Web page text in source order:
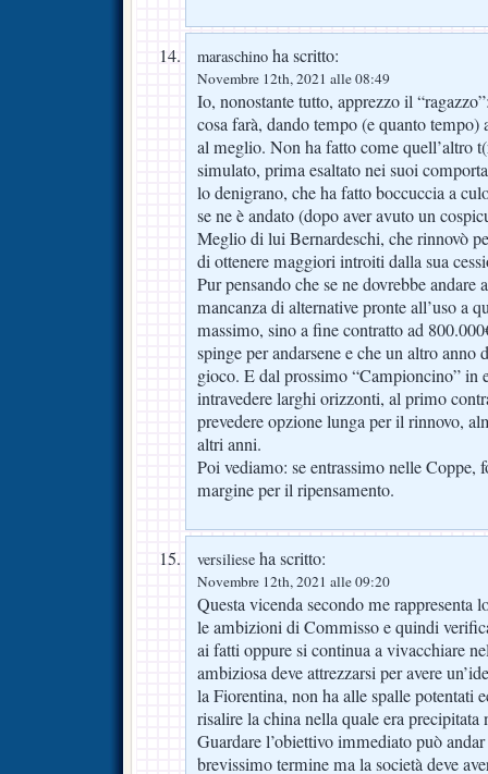
maraschino ha scritto:
Novembre 12th, 2021 alle 08:49
Io, nonostante tutto, apprezzo il
cosa farà, dando tempo (e quanto
al meglio. Non ha fatto come quell’altro
simulato, prima esaltato nei suoi
lo denigrano, che ha fatto boccuccia a
se ne è andato (dopo aver avuto un
Meglio di lui Bernardeschi, che rinnovò
di ottenere maggiori introiti dalla sua
Pur pensando che se ne dovrebbe andare
mancanza di alternative pronte all’uso a
massimo, sino a fine contratto ad
spinge per andarsene e che un altro anno
gioco. E dal prossimo “Campioncino” in
intravedere larghi orizzonti, al primo
prevedere opzione lunga per il rinnovo,
altri anni.
Poi vediamo: se entrassimo nelle Coppe,
margine per il ripensamento.
versiliese ha scritto:
Novembre 12th, 2021 alle 09:20
Questa vicenda secondo me rappresenta
le ambizioni di Commisso e quindi
ai fatti oppure si continua a vivacchiare
ambiziosa deve attrezzarsi per avere
la Fiorentina, non ha alle spalle potentati
risalire la china nella quale era
Guardare l’obiettivo immediato può
brevissimo termine ma la società deve